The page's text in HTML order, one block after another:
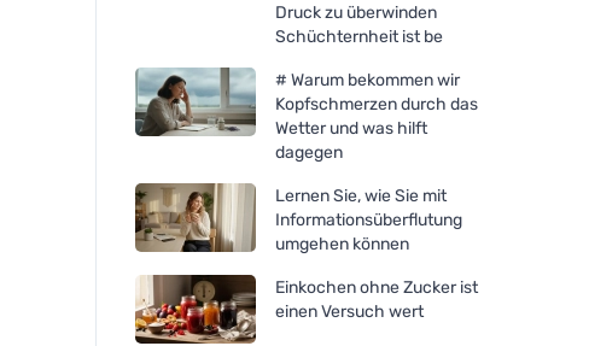
Druck zu überwinden
Schüchternheit ist be
# Warum bekommen wir
Kopfschmerzen durch das
Wetter und was hilft
dagegen
Lernen Sie, wie Sie mit
Informationsüberflutung
umgehen können
Einkochen ohne Zucker ist
einen Versuch wert